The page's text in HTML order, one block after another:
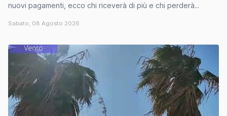
nuovi pagamenti, ecco chi riceverà di più e chi perderà...
Sabato, 08 Agosto 2026